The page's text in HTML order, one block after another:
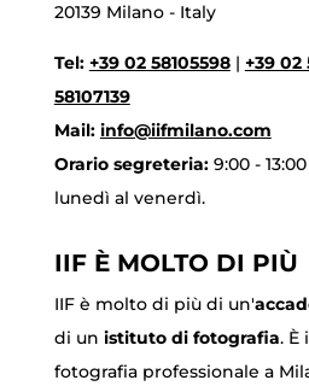
20139 Milano - Italy
Tel: +39 02 58105598| +39 02
58107139
Mail: info@iifmilano.com
Orario segreteria: 9:00 -
lunedì al venerdì.
IIF È MOLTO DI PIÙ
IIF è molto di più di un'
di un istituto di fotografia. È
fotografia professionale a